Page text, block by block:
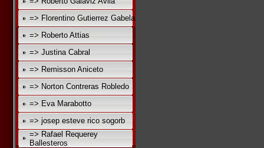
=> Florentino Gutierrez Gabela
=> Roberto Attias
=> Justina Cabral
=> Remisson Aniceto
=> Norton Contreras Robledo
=> Eva Marabotto
=> josep esteve rico sogorb
=> Rafael Requerey
Ballesteros